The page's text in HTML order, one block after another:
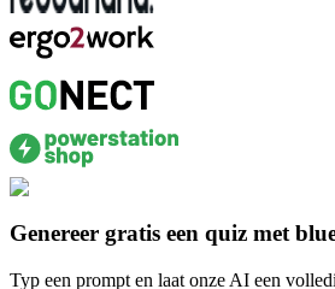
Genereer gratis een quiz met
Typ een prompt en laat onze AI een